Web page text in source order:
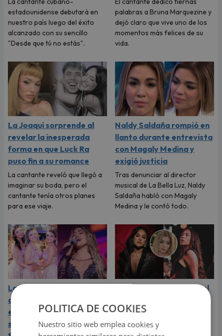
estadounidense debutará en
nuestro país luego del éxito
alcanzado con su sencillo
"Desde que tú no estás".
palabras a Bruna Marquezine y
dejó claro que vive uno de los
momentos más felices de su
vida.
La Joaqui sorprende al
revelar la inesperada
forma en que Luck Ra
puso fin a su romance
La cantante reveló que llegó a
imaginar su boda, pero el
cantante tenía otros planes
para ese viaje.
Naldy Saldaña rompió en
llanto durante entrevista
con Magaly Medina y
exigió justicia
Tras denunciar al director
musical de La Bella Luz, Naldy
Saldaña habló con Magaly
Medina y le contó todo.
La Bella Luz: cantantes
de la agrupación
expresaron su apoyo y
solidaridad con Naldy
Daniela Darcourt, Masiel
respaldan a Naldy
Saldaña tras su denuncia
POLITICA DE COOKIES
Nuestro sitio web emplea cookies y